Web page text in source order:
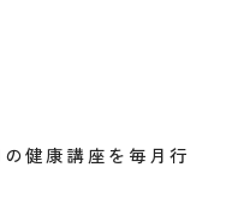
健康講座を毎月行